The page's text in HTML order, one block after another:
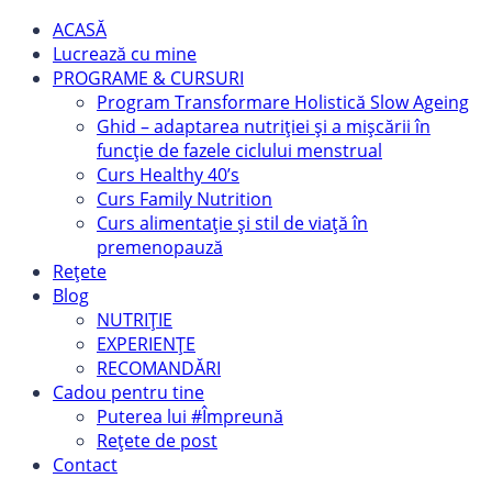
ACASĂ
Lucrează cu mine
PROGRAME & CURSURI
Program Transformare Holistică Slow Ageing
Ghid – adaptarea nutriției și a mișcării în
funcție de fazele ciclului menstrual
Curs Healthy 40’s
Curs Family Nutrition
Curs alimentație și stil de viață în
premenopauză
Rețete
Blog
NUTRIȚIE
EXPERIENȚE
RECOMANDĂRI
Cadou pentru tine
Puterea lui #Împreună
Rețete de post
Contact